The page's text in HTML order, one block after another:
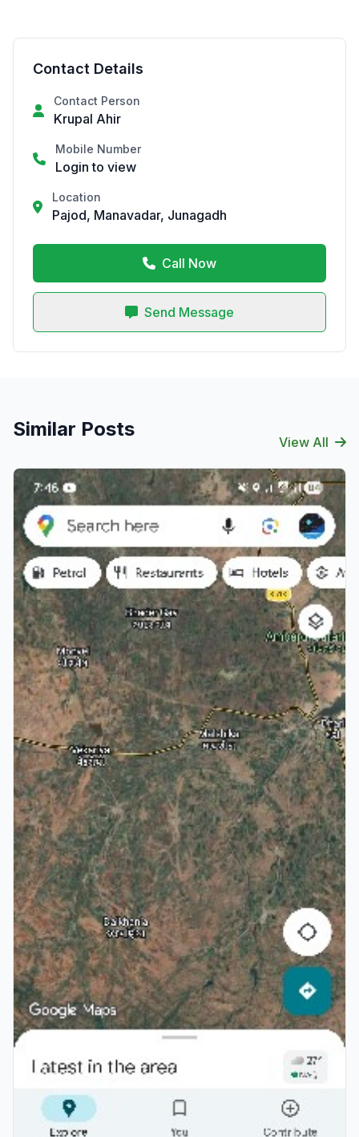
Contact Details
Contact Person
Krupal Ahir
Mobile Number
Login to view
Location
Pajod, Manavadar, Junagadh
Call Now
Send Message
Similar Posts
View All